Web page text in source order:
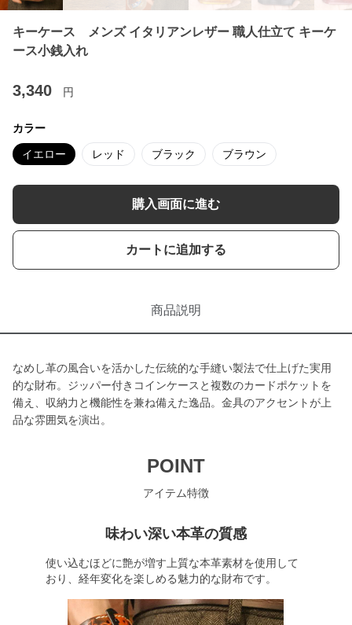
キーケース メンズ イタリアンレザー 職人仕立て キーケ
ース小銭入れ
3,340 円
カラー
イエロー レッド ブラック ブラウン
購入画面に進む
カートに追加する
商品説明
なめし革の風合いを活かした伝統的な手縫い製法で仕上げた実用
的な財布。ジッパー付きコインケースと複数のカードポケットを
備え、収納力と機能性を兼ね備えた逸品。金具のアクセントが上
品な雰囲気を演出。
POINT
アイテム特徴
味わい深い本革の質感
使い込むほどに艶が増す上質な本革素材を使用して
おり、経年変化を楽しめる魅力的な財布です。